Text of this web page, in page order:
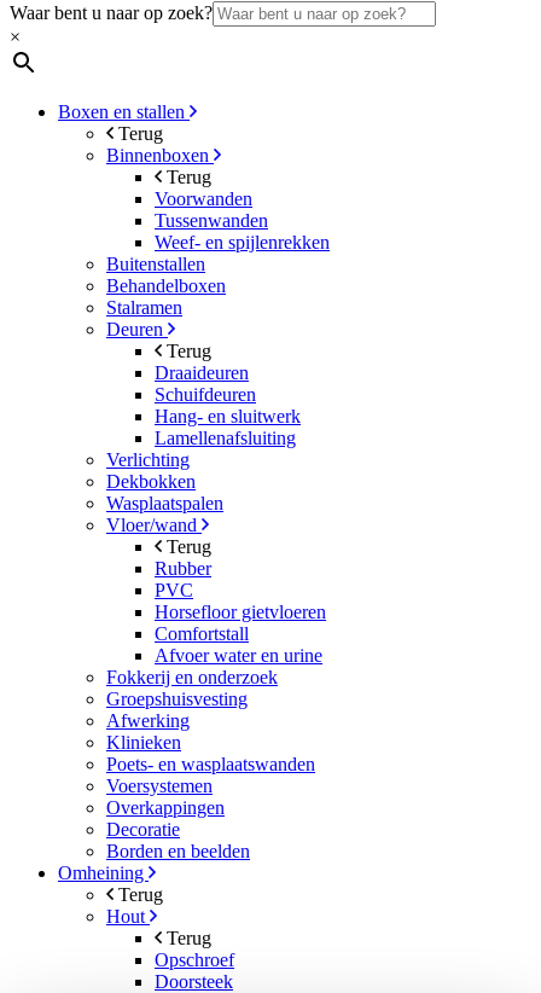
Waar bent u naar op zoek?
×
Boxen en stallen
Terug
Binnenboxen
Terug
Voorwanden
Tussenwanden
Weef- en spijlenrekken
Buitenstallen
Behandelboxen
Stalramen
Deuren
Terug
Draaideuren
Schuifdeuren
Hang- en sluitwerk
Lamellenafsluiting
Verlichting
Dekbokken
Wasplaatspalen
Vloer/wand
Terug
Rubber
PVC
Horsefloor gietvloeren
Comfortstall
Afvoer water en urine
Fokkerij en onderzoek
Groepshuisvesting
Afwerking
Klinieken
Poets- en wasplaatswanden
Voersystemen
Overkappingen
Decoratie
Borden en beelden
Omheining
Terug
Hout
Terug
Opschroef
Doorsteek